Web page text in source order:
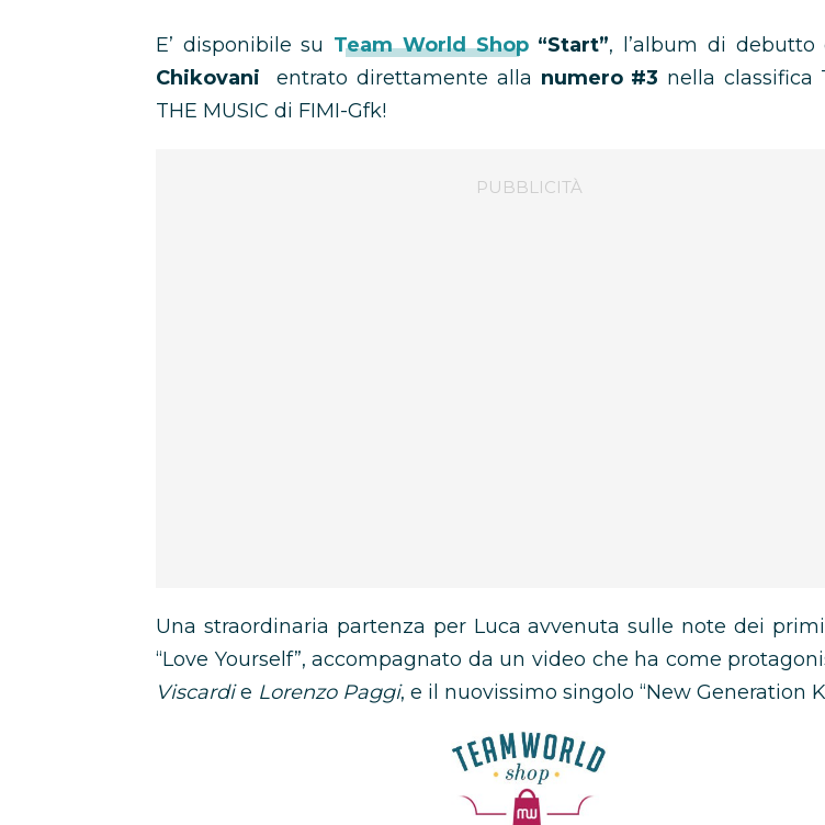
E’ disponibile su Team World Shop “Start”, l’album di debutto
Chikovani entrato direttamente alla numero #3 nella classifica
THE MUSIC di FIMI-Gfk!
Una straordinaria partenza per Luca avvenuta sulle note dei
“Love Yourself”, accompagnato da un video che ha come
Viscardie Lorenzo Paggi, e il nuovissimo singolo “New Generation